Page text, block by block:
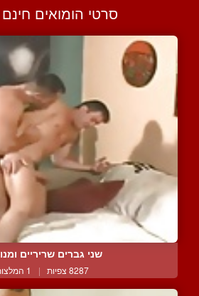
סרטי הומואים חינם
שני גברים שריריים
8287 צפיות | 1 המלצות